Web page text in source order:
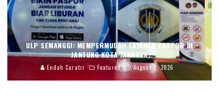
ULP SEMANGGI: MEMPERMUDAH LAYANAN PASPOR DI
JANTUNG KOTA JAKARTA
Endah Caratri Featured August 7, 2026